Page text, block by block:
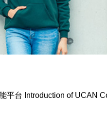
平台 Introduction of UCAN